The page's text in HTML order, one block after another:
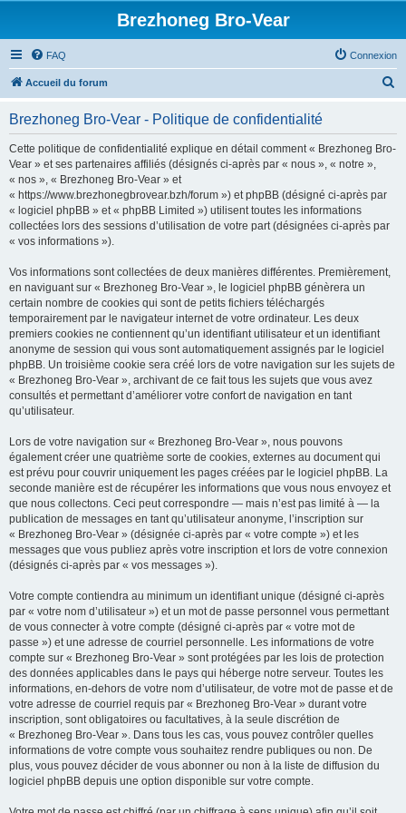
Brezhoneg Bro-Vear
FAQ Connexion
Accueil du forum
Brezhoneg Bro-Vear - Politique de confidentialité
Cette politique de confidentialité explique en détail comment « Brezhoneg Bro-
Vear » et ses partenaires affiliés (désignés ci-après par « nous », « notre »,
« nos », « Brezhoneg Bro-Vear » et
« https://www.brezhonegbrovear.bzh/forum ») et phpBB (désigné ci-après par
« logiciel phpBB » et « phpBB Limited ») utilisent toutes les informations
collectées lors des sessions d’utilisation de votre part (désignées ci-après par
« vos informations »).
Vos informations sont collectées de deux manières différentes. Premièrement,
en naviguant sur « Brezhoneg Bro-Vear », le logiciel phpBB génèrera un
certain nombre de cookies qui sont de petits fichiers téléchargés
temporairement par le navigateur internet de votre ordinateur. Les deux
premiers cookies ne contiennent qu’un identifiant utilisateur et un identifiant
anonyme de session qui vous sont automatiquement assignés par le logiciel
phpBB. Un troisième cookie sera créé lors de votre navigation sur les sujets de
« Brezhoneg Bro-Vear », archivant de ce fait tous les sujets que vous avez
consultés et permettant d’améliorer votre confort de navigation en tant
qu’utilisateur.
Lors de votre navigation sur « Brezhoneg Bro-Vear », nous pouvons
également créer une quatrième sorte de cookies, externes au document qui
est prévu pour couvrir uniquement les pages créées par le logiciel phpBB. La
seconde manière est de récupérer les informations que vous nous envoyez et
que nous collectons. Ceci peut correspondre — mais n’est pas limité à — la
publication de messages en tant qu’utilisateur anonyme, l’inscription sur
« Brezhoneg Bro-Vear » (désignée ci-après par « votre compte ») et les
messages que vous publiez après votre inscription et lors de votre connexion
(désignés ci-après par « vos messages »).
Votre compte contiendra au minimum un identifiant unique (désigné ci-après
par « votre nom d’utilisateur ») et un mot de passe personnel vous permettant
de vous connecter à votre compte (désigné ci-après par « votre mot de
passe ») et une adresse de courriel personnelle. Les informations de votre
compte sur « Brezhoneg Bro-Vear » sont protégées par les lois de protection
des données applicables dans le pays qui héberge notre serveur. Toutes les
informations, en-dehors de votre nom d’utilisateur, de votre mot de passe et de
votre adresse de courriel requis par « Brezhoneg Bro-Vear » durant votre
inscription, sont obligatoires ou facultatives, à la seule discrétion de
« Brezhoneg Bro-Vear ». Dans tous les cas, vous pouvez contrôler quelles
informations de votre compte vous souhaitez rendre publiques ou non. De
plus, vous pouvez décider de vous abonner ou non à la liste de diffusion du
logiciel phpBB depuis une option disponible sur votre compte.